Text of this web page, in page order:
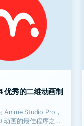
优秀的二维动画制
Anime Studio Pro，
动画的最佳程序之